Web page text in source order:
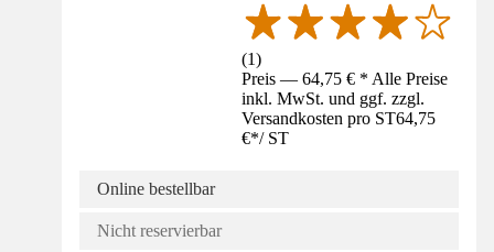
(1)
Preis — 64,75 € * Alle Preise
inkl. MwSt. und ggf. zzgl.
Versandkosten pro ST64,75
€*/ ST
Online bestellbar
Nicht reservierbar